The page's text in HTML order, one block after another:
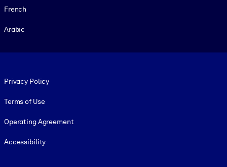
French
Arabic
Privacy Policy
Terms of Use
Operating Agreement
Accessibility